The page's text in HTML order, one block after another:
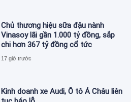
Chủ thương hiệu sữa đậu nành
Vinasoy lãi gần 1.000 tỷ đồng, sắp
chi hơn 367 tỷ đồng cổ tức
17 giờ trước
Kinh doanh xe Audi, Ô tô Á Châu liên